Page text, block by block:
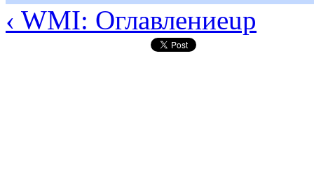
‹ WMI: Оглавлениеup